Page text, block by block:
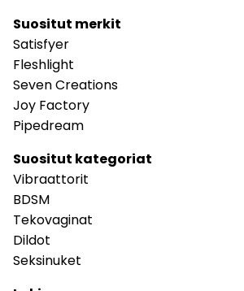
Suositut merkit
Satisfyer
Fleshlight
Seven Creations
Joy Factory
Pipedream
Suositut kategoriat
Vibraattorit
BDSM
Tekovaginat
Dildot
Seksinuket